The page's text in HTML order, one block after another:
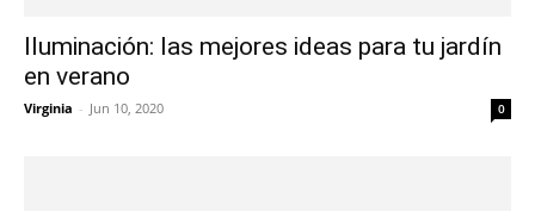
Iluminación: las mejores ideas para tu jardín
en verano
Virginia - Jun 10, 2020 0